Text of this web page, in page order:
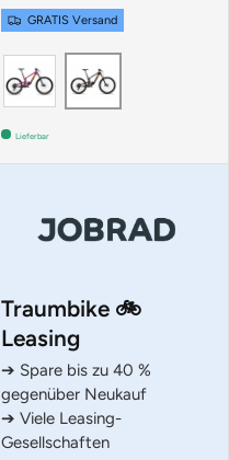
GRATIS Versand
KALIMOTXO
Lieferbar
Traumbike 🚲
Leasing
➔ Spare bis zu 40 %
gegenüber Neukauf
➔ Viele Leasing-
Gesellschaften